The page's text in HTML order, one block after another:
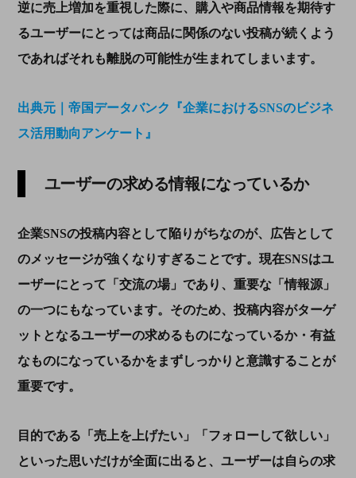
逆に売上増加を重視した際に、購入や商品情報を期待す
るユーザーにとっては商品に関係のない投稿が続くよう
であればそれも離脱の可能性が生まれてしまいます。
出典元｜帝国データバンク『企業におけるSNSのビジネ
ス活用動向アンケート』
ユーザーの求める情報になっているか
企業SNSの投稿内容として陥りがちなのが、広告として
のメッセージが強くなりすぎることです。現在SNSはユ
ーザーにとって「交流の場」であり、重要な「情報源」
の一つにもなっています。そのため、投稿内容がターゲ
ットとなるユーザーの求めるものになっているか・有益
なものになっているかをまずしっかりと意識することが
重要です。
目的である「売上を上げたい」「フォローして欲しい」
といった思いだけが全面に出ると、ユーザーは自らの求